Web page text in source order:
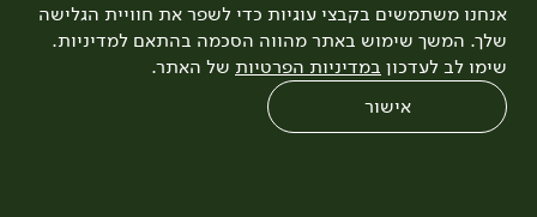
אנחנו משתמשים בקבצי עוגיות כדי לשפר את חוויית הגלישה
שלך. המשך שימוש באתר מהווה הסכמה בהתאם למדיניות.
שימו לב לעדכון במדיניות הפרטיות של האתר.
אישור
עיצוב:3bears פיתוח:Quatro